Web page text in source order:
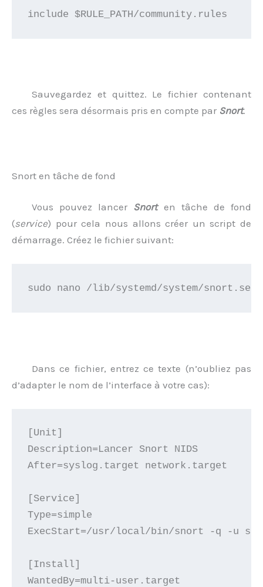
Sauvegardez et quittez. Le fichier contenant
ces règles sera désormais pris en compte par Snort.
Snort en tâche de fond
Vous pouvez lancer Snorten tâche de fond
(service) pour cela nous allons créer un script de
démarrage. Créez le fichier suivant:
sudo nano /lib/systemd/system/
Dans ce fichier, entrez ce texte (n’oubliez pas
d’adapter le nom de l’interface à votre cas):
[Unit]
Description=Lancer Snort NIDS
After=syslog.target network.target
[Service]
Type=simple
ExecStart=/usr/local/bin/snort -q -u
[Install]
WantedBy=multi-user.target